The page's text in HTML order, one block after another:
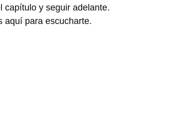
capítulo y seguir adelante.
aquí para escucharte.